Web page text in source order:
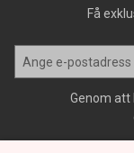
Få
Genom att